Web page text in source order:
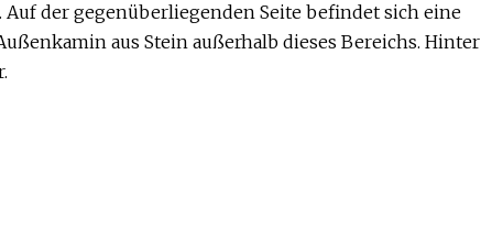
der gegenüberliegenden Seite befindet sich eine
aus Stein außerhalb dieses Bereichs. Hinter